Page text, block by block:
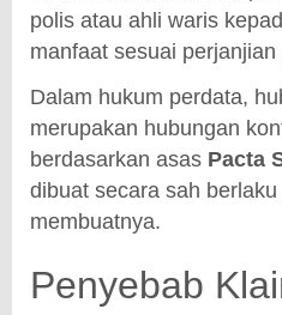
polis atau ahli waris
manfaat sesuai
Dalam hukum perdata,
merupakan hubungan
berdasarkan asas Pacta
dibuat secara sah
membuatnya.
Penyebab